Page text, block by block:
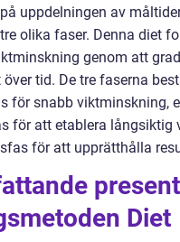
uppdelningen av
olika faser. Denna diet
genom att
tid. De tre faserna
för snabb viktminskning,
för att etablera långsiktig
för att upprätthålla
Diet